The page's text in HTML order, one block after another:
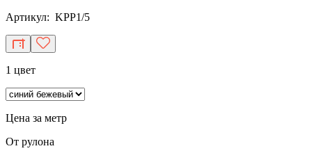
Артикул: KPP1/5
1 цвет
Цена за метр
От рулона